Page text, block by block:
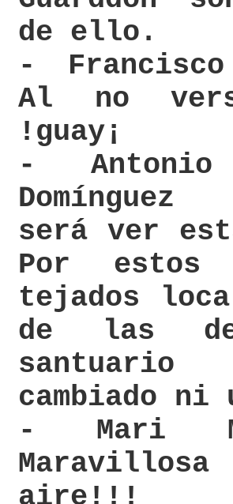
de ello.
- Francisco
Al no
!guay¡
- Antonio
Domínguez
será ver
Por estos
tejados
de las
cambiado ni
- Mari
aire!!!